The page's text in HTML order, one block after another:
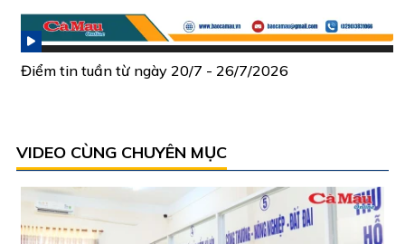
Điểm tin tuần từ ngày 20/7 - 26/7/2026
VIDEO CÙNG CHUYÊN MỤC